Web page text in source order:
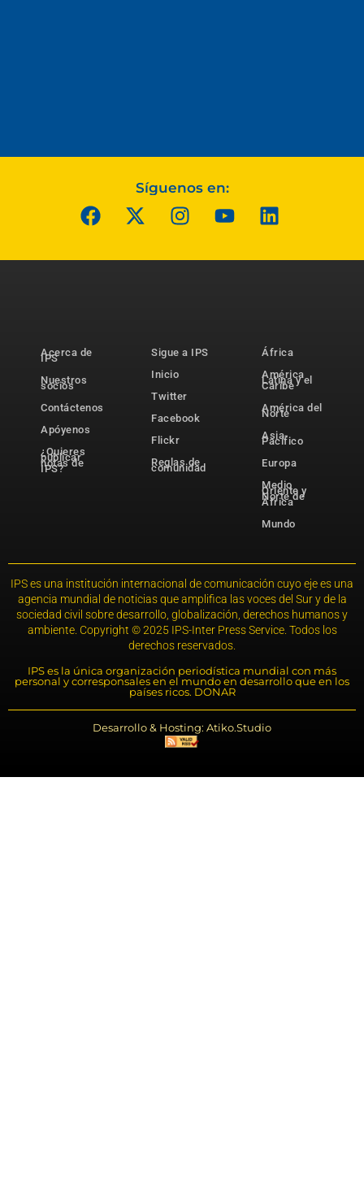
Síguenos en:
Acerca de
IPS
Nuestros
socios
Contáctenos
Apóyenos
¿Quieres
publicar
notas de
IPS?
Sigue a IPS
Inicio
Twitter
Facebook
Flickr
Reglas de
comunidad
África
América
Latina y el
Caribe
América del
Norte
Asia-
Pacífico
Europa
Medio
Oriente y
Norte de
África
Mundo
IPS es una institución internacional de comunicación cuyo eje es una
agencia mundial de noticias que amplifica las voces del Sur y de la
sociedad civil sobre desarrollo, globalización, derechos humanos y
ambiente. Copyright © 2025 IPS-Inter Press Service. Todos los
derechos reservados.
IPS es la única organización periodística mundial con más
personal y corresponsales en el mundo en desarrollo que en los
países ricos. DONAR
Desarrollo & Hosting: Atiko.Studio